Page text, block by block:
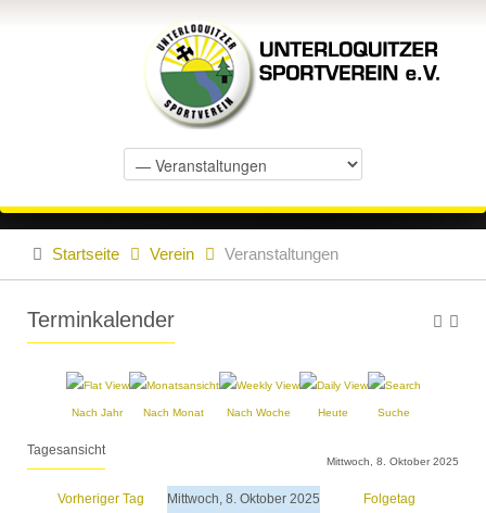
Startseite Verein Veranstaltungen
Terminkalender
Nach Jahr Nach Monat Nach Woche Heute Suche
Tagesansicht
Mittwoch, 8. Oktober 2025
Vorheriger Tag Mittwoch, 8. Oktober 2025
Folgetag